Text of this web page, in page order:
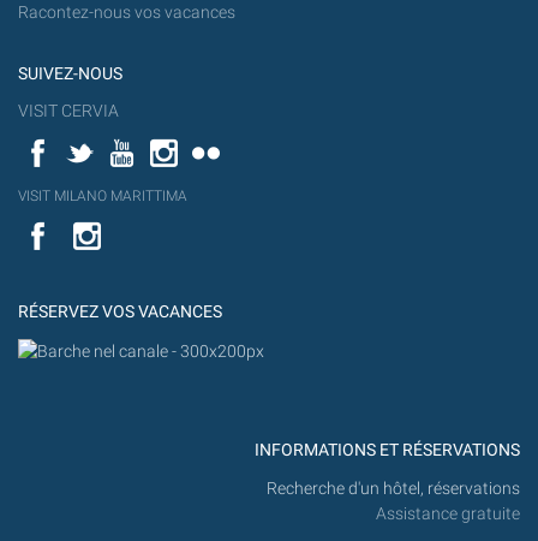
Racontez-nous vos vacances
SUIVEZ-NOUS
VISIT CERVIA
FacebookTwitterYouTubeInstagram
YouT
VISIT MILANO MARITTIMA
Flick
VISIT
MILANO
YouTube
RÉSERVEZ VOS VACANCES
INFORMATIONS ET RÉSERVATIONS
Recherche d'un hôtel, réservations
Assistance gratuite